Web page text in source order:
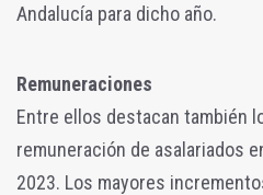
Andalucía para dicho año.
Remuneraciones
Entre ellos destacan también
remuneración de asalariados
2023. Los mayores